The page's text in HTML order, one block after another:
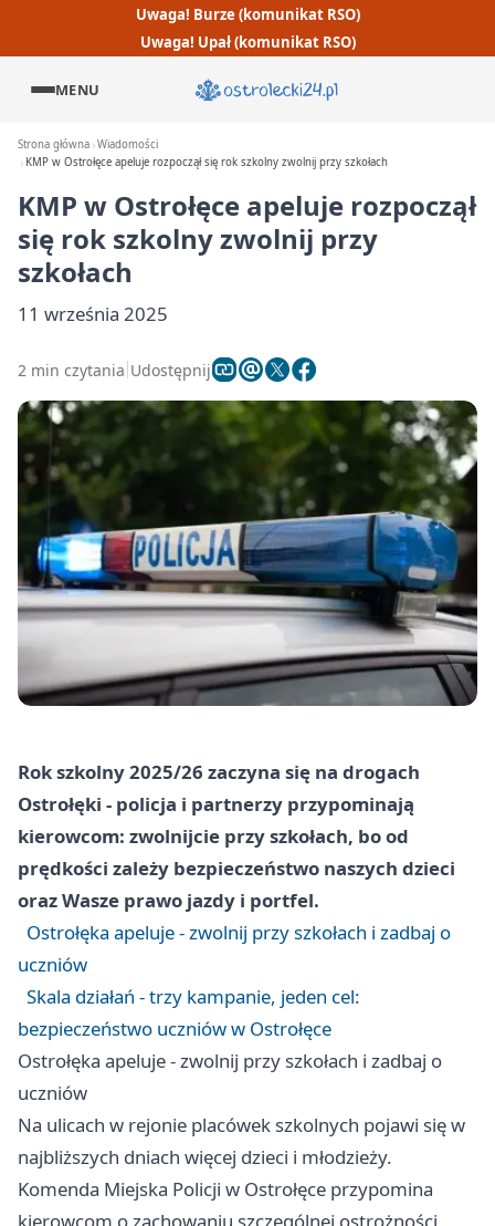
Uwaga! Burze (komunikat RSO)
Uwaga! Upał (komunikat RSO)
MENU
Strona główna Wiadomości
KMP w Ostrołęce apeluje rozpoczął się rok szkolny zwolnij przy szkołach
KMP w Ostrołęce apeluje rozpoczął
się rok szkolny zwolnij przy
szkołach
11 września 2025
2 min czytania Udostępnij
Rok szkolny 2025/26 zaczyna się na drogach
Ostrołęki - policja i partnerzy przypominają
kierowcom: zwolnijcie przy szkołach, bo od
prędkości zależy bezpieczeństwo naszych dzieci
oraz Wasze prawo jazdy i portfel.
Ostrołęka apeluje - zwolnij przy szkołach i zadbaj o
uczniów
Skala działań - trzy kampanie, jeden cel:
bezpieczeństwo uczniów w Ostrołęce
Ostrołęka apeluje - zwolnij przy szkołach i zadbaj o
uczniów
Na ulicach w rejonie placówek szkolnych pojawi się w
najbliższych dniach więcej dzieci i młodzieży.
Komenda Miejska Policji w Ostrołęce przypomina
kierowcom o zachowaniu szczególnej ostrożności,